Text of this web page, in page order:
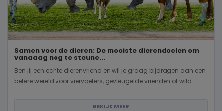
Samen voor de dieren: De mooiste dierendoelen om
vandaag nog te steune...
Ben jij een echte dierenvriend en wil je graag bijdragen aan een
betere wereld voor viervoeters, gevleugelde vrienden of wild...
BEKIJK MEER